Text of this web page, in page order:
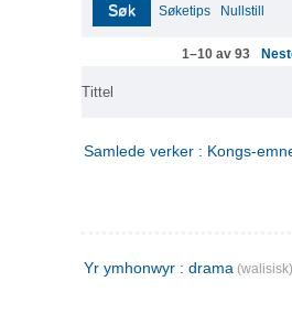
Søk Søketips Nullstill
1–10 av 93
Tittel
Samlede verker : Kongs-
Yr ymhonwyr : drama (walisisk)